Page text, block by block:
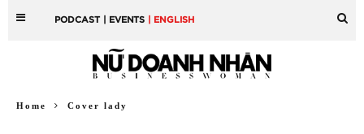
PODCAST | EVENTS | ENGLISH
Home Cover lady